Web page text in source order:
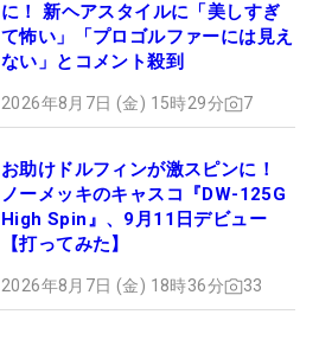
に！ 新ヘアスタイルに「美しすぎ
て怖い」「プロゴルファーには見え
ない」とコメント殺到
2026年8月7日 (金) 15時29分 7
お助けドルフィンが激スピンに！
ノーメッキのキャスコ『DW-125G
High Spin』、9月11日デビュー
【打ってみた】
2026年8月7日 (金) 18時36分 33